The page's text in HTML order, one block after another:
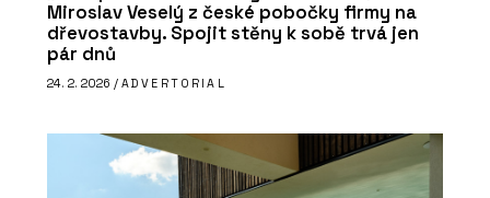
Miroslav Veselý z české pobočky firmy na
dřevostavby. Spojit stěny k sobě trvá jen
pár dnů
24. 2. 2026 / ADVERTORIAL